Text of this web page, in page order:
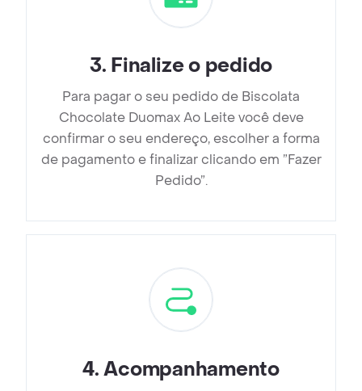
3. Finalize o pedido
Para pagar o seu pedido de Biscolata
Chocolate Duomax Ao Leite você deve
confirmar o seu endereço, escolher a forma
de pagamento e finalizar clicando em ”Fazer
Pedido”.
4.Acompanhamento